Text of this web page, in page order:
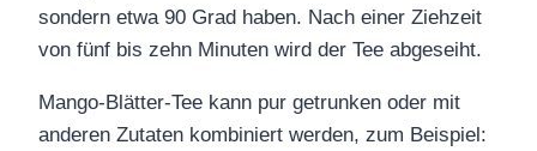
sondern etwa 90 Grad haben. Nach einer Ziehzeit
von fünf bis zehn Minuten wird der Tee abgeseiht.
Mango-Blätter-Tee kann pur getrunken oder mit
anderen Zutaten kombiniert werden, zum Beispiel: